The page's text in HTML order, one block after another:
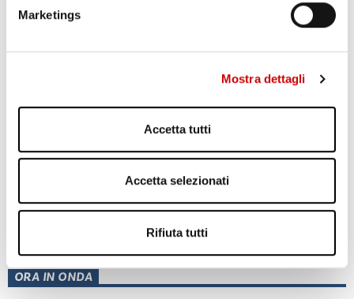
Marketings
Mostra dettagli
Accetta tutti
Accetta selezionati
Rifiuta tutti
BRADISISMO
Leggi l'articolo
ORA IN ONDA